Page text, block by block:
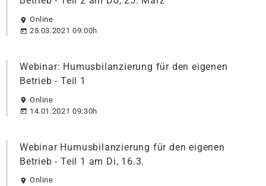
Online
25.03.2021 09:00h
Webinar: Humusbilanzierung für den eigenen
Betrieb - Teil 1
Online
14.01.2021 09:30h
Webinar Humusbilanzierung für den eigenen
Betrieb - Teil 1 am Di, 16.3.
Online